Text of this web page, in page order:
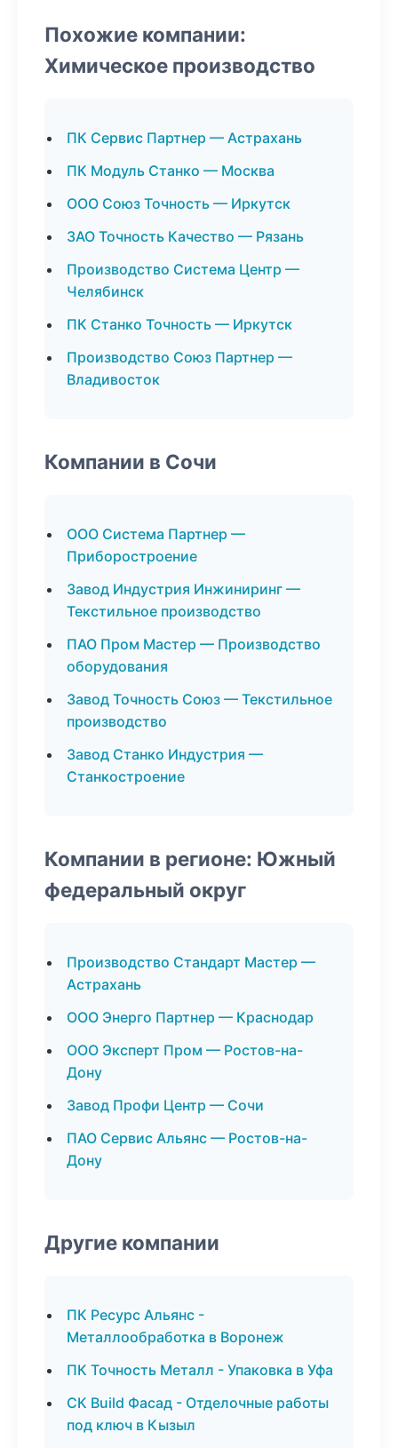
Похожие компании:
Химическое производство
ПК Сервис Партнер — Астрахань
ПК Модуль Станко — Москва
ООО Союз Точность — Иркутск
ЗАО Точность Качество — Рязань
Производство Система Центр —
Челябинск
ПК Станко Точность — Иркутск
Производство Союз Партнер —
Владивосток
Компании в Сочи
ООО Система Партнер —
Приборостроение
Завод Индустрия Инжиниринг —
Текстильное производство
ПАО Пром Мастер — Производство
оборудования
Завод Точность Союз — Текстильное
производство
Завод Станко Индустрия —
Станкостроение
Компании в регионе: Южный
федеральный округ
Производство Стандарт Мастер —
Астрахань
ООО Энерго Партнер — Краснодар
ООО Эксперт Пром — Ростов-на-
Дону
Завод Профи Центр — Сочи
ПАО Сервис Альянс — Ростов-на-
Дону
Другие компании
ПК Ресурс Альянс -
Металлообработка в Воронеж
ПК Точность Металл - Упаковка в Уфа
СК Build Фасад - Отделочные работы
под ключ в Кызыл